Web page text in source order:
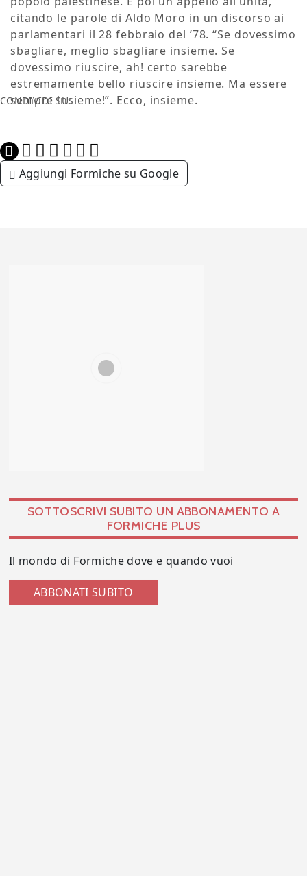
citando le parole di Aldo Moro in un discorso ai
parlamentari il 28 febbraio del ’78. “Se dovessimo
sbagliare, meglio sbagliare insieme. Se
dovessimo riuscire, ah! certo sarebbe
estremamente bello riuscire insieme. Ma essere
sempre insieme!”. Ecco, insieme.
CONDIVIDI SU:
Aggiungi Formiche su Google
SOTTOSCRIVI SUBITO UN ABBONAMENTO A
FORMICHE PLUS
Il mondo di Formiche dove e quando vuoi
ABBONATI SUBITO